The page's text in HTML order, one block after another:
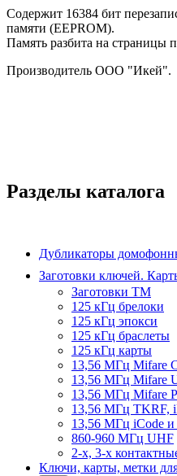
Содержит 16384 бит
памяти (EEPROM).
Память разбита на страницы
Производитель ООО "Икей".
Разделы каталога
Дубликаторы
Заготовки ключей.
Заготовки ТМ
125 кГц брелоки
125 кГц эпокси
125 кГц браслеты
125 кГц карты
13,56 МГц Mifare
13,56 МГц Mifare
13,56 МГц Mifare
13,56 МГц TKRF,
13,56 МГц iCode и
860-960 МГц UHF
2-х, 3-х
Ключи, карты, метки